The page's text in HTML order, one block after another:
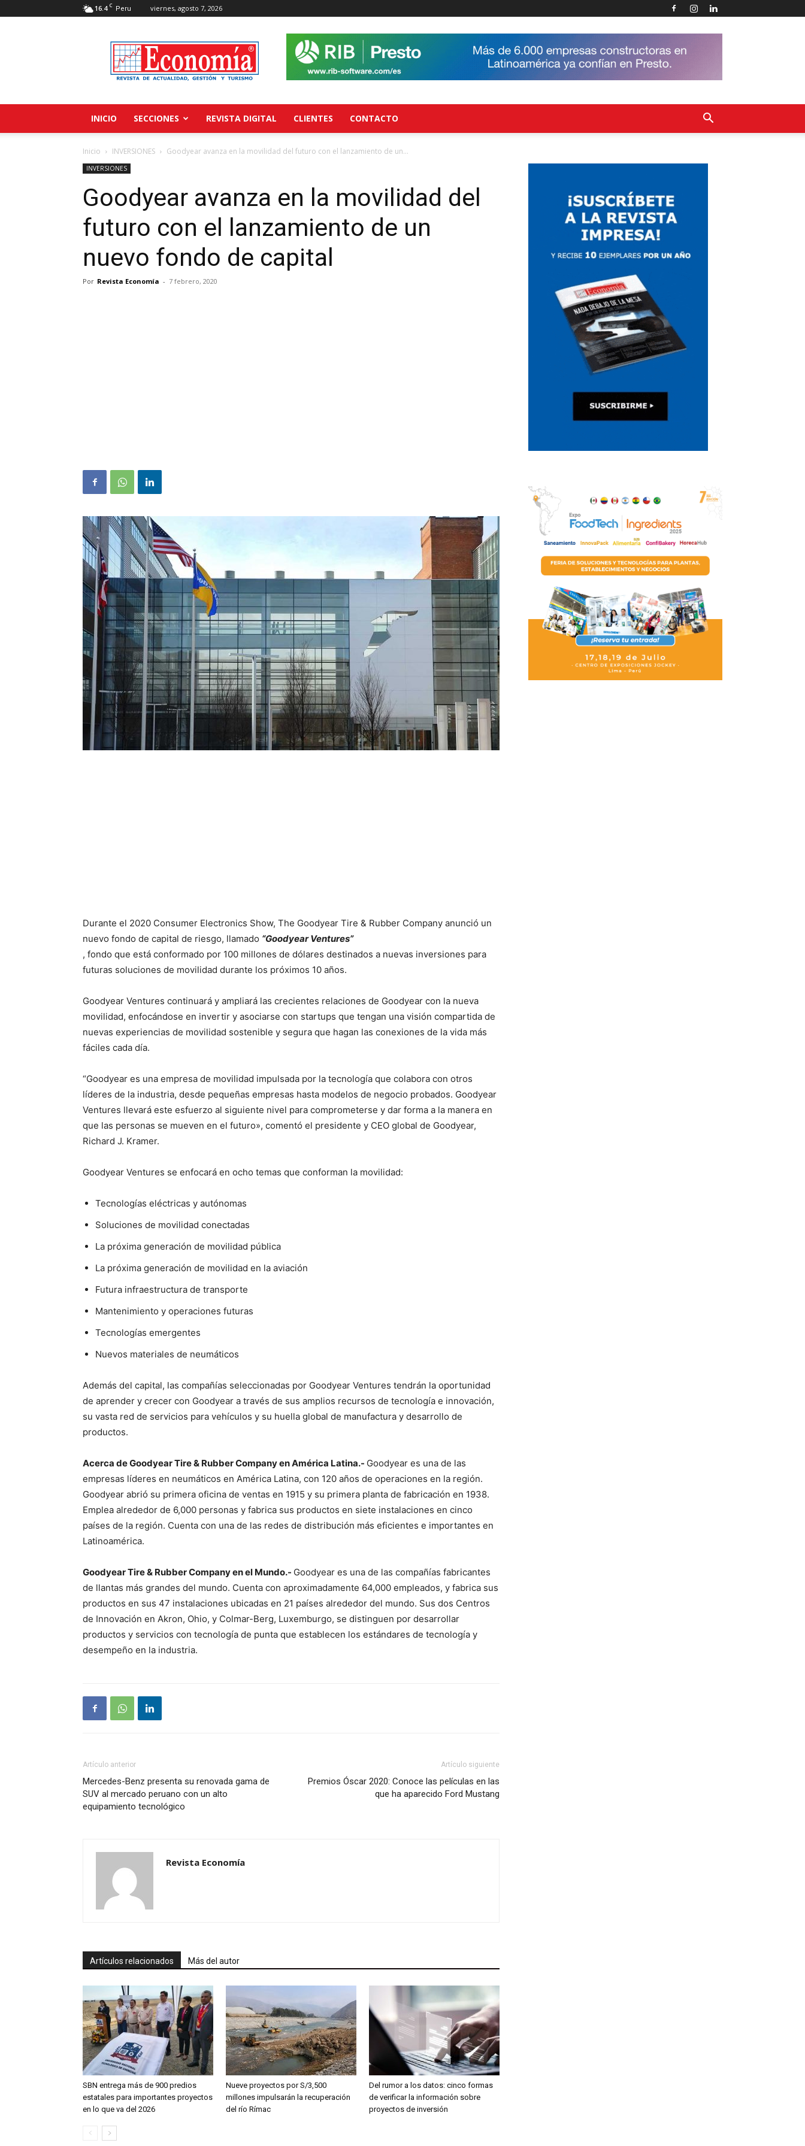
16.4 C Peru viernes, agosto 7, 2026
Revista
Economía
INICIO SECCIONES REVISTA DIGITAL CLIENTES CONTACTO
Inicio INVERSIONES Goodyear avanza en la movilidad del futuro con el lanzamiento de un...
INVERSIONES
Goodyear avanza en la movilidad del
futuro con el lanzamiento de un
nuevo fondo de capital
Por Revista Economía - 7 febrero, 2020
Durante el 2020 Consumer Electronics Show, The Goodyear Tire & Rubber Company anunció un
nuevo fondo de capital de riesgo, llamado “Goodyear Ventures”
, fondo que está conformado por 100 millones de dólares destinados a nuevas inversiones para
futuras soluciones de movilidad durante los próximos 10 años.
Goodyear Ventures continuará y ampliará las crecientes relaciones de Goodyear con la nueva
movilidad, enfocándose en invertir y asociarse con startups que tengan una visión compartida de
nuevas experiencias de movilidad sostenible y segura que hagan las conexiones de la vida más
fáciles cada día.
“Goodyear es una empresa de movilidad impulsada por la tecnología que colabora con otros
líderes de la industria, desde pequeñas empresas hasta modelos de negocio probados. Goodyear
Ventures llevará este esfuerzo al siguiente nivel para comprometerse y dar forma a la manera en
que las personas se mueven en el futuro», comentó el presidente y CEO global de Goodyear,
Richard J. Kramer.
Goodyear Ventures se enfocará en ocho temas que conforman la movilidad:
Tecnologías eléctricas y autónomas
Soluciones de movilidad conectadas
La próxima generación de movilidad pública
La próxima generación de movilidad en la aviación
Futura infraestructura de transporte
Mantenimiento y operaciones futuras
Tecnologías emergentes
Nuevos materiales de neumáticos
Además del capital, las compañías seleccionadas por Goodyear Ventures tendrán la oportunidad
de aprender y crecer con Goodyear a través de sus amplios recursos de tecnología e innovación,
su vasta red de servicios para vehículos y su huella global de manufactura y desarrollo de
productos.
Acerca de Goodyear Tire & Rubber Company en América Latina.- Goodyear es una de las
empresas líderes en neumáticos en América Latina, con 120 años de operaciones en la región.
Goodyear abrió su primera oficina de ventas en 1915 y su primera planta de fabricación en 1938.
Emplea alrededor de 6,000 personas y fabrica sus productos en siete instalaciones en cinco
países de la región. Cuenta con una de las redes de distribución más eficientes e importantes en
Latinoamérica.
Goodyear Tire & Rubber Company en el Mundo.- Goodyear es una de las compañías fabricantes
de llantas más grandes del mundo. Cuenta con aproximadamente 64,000 empleados, y fabrica sus
productos en sus 47 instalaciones ubicadas en 21 países alrededor del mundo. Sus dos Centros
de Innovación en Akron, Ohio, y Colmar-Berg, Luxemburgo, se distinguen por desarrollar
productos y servicios con tecnología de punta que establecen los estándares de tecnología y
desempeño en la industria.
Artículo anterior
Mercedes-Benz presenta su renovada gama de
SUV al mercado peruano con un alto
equipamiento tecnológico
Artículo siguiente
Premios Óscar 2020: Conoce las películas en las
que ha aparecido Ford Mustang
Revista Economía
Artículos relacionados Más del autor
SBN entrega más de 900 predios
estatales para importantes proyectos
en lo que va del 2026
Nueve proyectos por S/3,500
millones impulsarán la recuperación
del río Rímac
Del rumor a los datos: cinco formas
de verificar la información sobre
proyectos de inversión